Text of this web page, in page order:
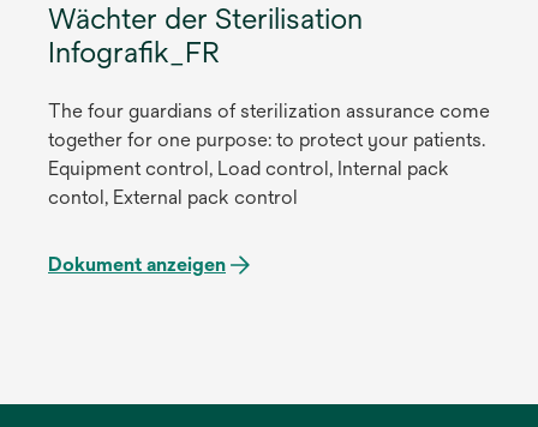
Wächter der Sterilisation
Infografik_FR
The four guardians of sterilization assurance come
together for one purpose: to protect your patients.
Equipment control, Load control, Internal pack
contol, External pack control
Dokument anzeigen